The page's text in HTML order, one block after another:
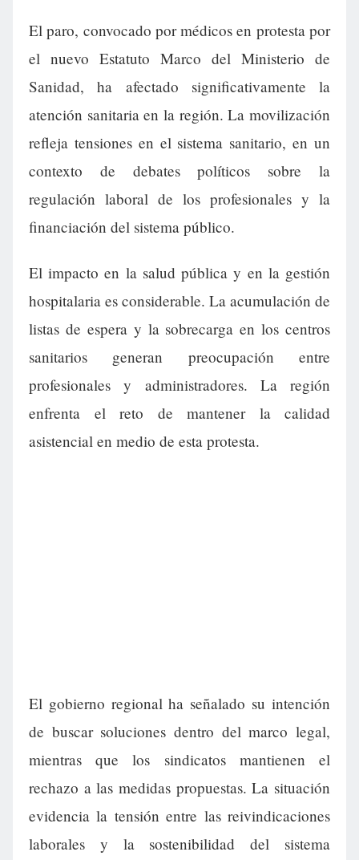
El paro, convocado por médicos en protesta por
el nuevo Estatuto Marco del Ministerio de
Sanidad, ha afectado significativamente la
atención sanitaria en la región. La movilización
refleja tensiones en el sistema sanitario, en un
contexto de debates políticos sobre la
regulación laboral de los profesionales y la
financiación del sistema público.
El impacto en la salud pública y en la gestión
hospitalaria es considerable. La acumulación de
listas de espera y la sobrecarga en los centros
sanitarios generan preocupación entre
profesionales y administradores. La región
enfrenta el reto de mantener la calidad
asistencial en medio de esta protesta.
El gobierno regional ha señalado su intención
de buscar soluciones dentro del marco legal,
mientras que los sindicatos mantienen el
rechazo a las medidas propuestas. La situación
evidencia la tensión entre las reivindicaciones
laborales y la sostenibilidad del sistema